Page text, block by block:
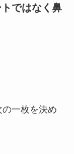
ではなく鼻
一枚を決め